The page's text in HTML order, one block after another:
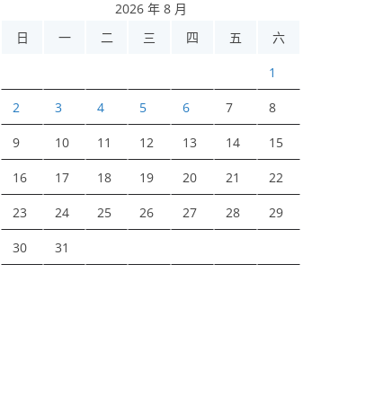
2026 年 8 月
日
一 二 三 四 五 六
1
2 3 4 5 6 7 8
9 10 11 12 13 14 15
16 17 18 19 20 21 22
23 24 25 26 27 28 29
30 31